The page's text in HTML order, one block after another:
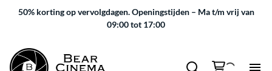
50% korting op vervolgdagen. Openingstijden – Ma t/m vrij van
09:00 tot 17:00